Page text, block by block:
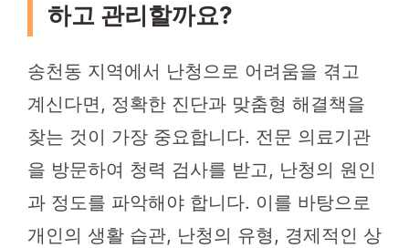
하고 관리할까요?
송천동 지역에서 난청으로 어려움을 겪고
계신다면, 정확한 진단과 맞춤형 해결책을
찾는 것이 가장 중요합니다. 전문 의료기관
을 방문하여 청력 검사를 받고, 난청의 원인
과 정도를 파악해야 합니다. 이를 바탕으로
개인의 생활 습관, 난청의 유형, 경제적인 상